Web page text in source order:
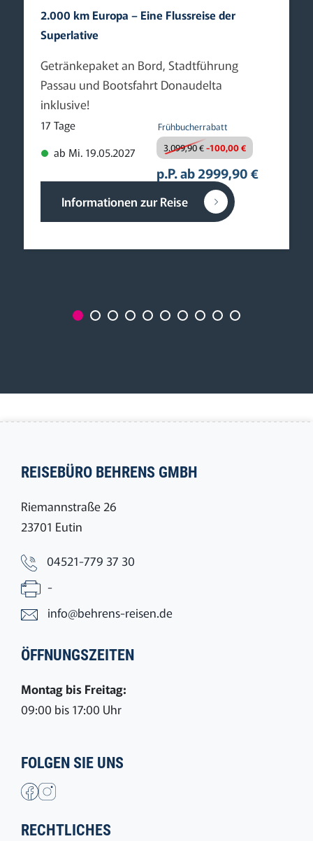
2.000 km Europa – Eine Flussreise der
Superlative
Getränkepaket an Bord, Stadtführung
Passau und Bootsfahrt Donaudelta
inklusive!
17 Tage
ab Mi. 19.05.2027
Frühbucherrabatt
3.099,90 €-100,00 €
p.P. ab 2999,90 €
Informationen zur Reise
REISEBÜRO BEHRENS GMBH
Riemannstraße 26
23701 Eutin
04521-779 37 30
-
info@behrens-reisen.de
ÖFFNUNGSZEITEN
Montag bis Freitag:
09:00 bis 17:00 Uhr
FOLGEN SIE UNS
RECHTLICHES